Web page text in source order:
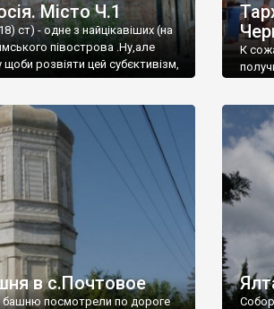
Місто Ч.1
ст) - одне з найцікавіших (на
півострова .Ну,але
розвіяти цей субєктивізм,
К
в с.Почтовое
посмотрели по дороге